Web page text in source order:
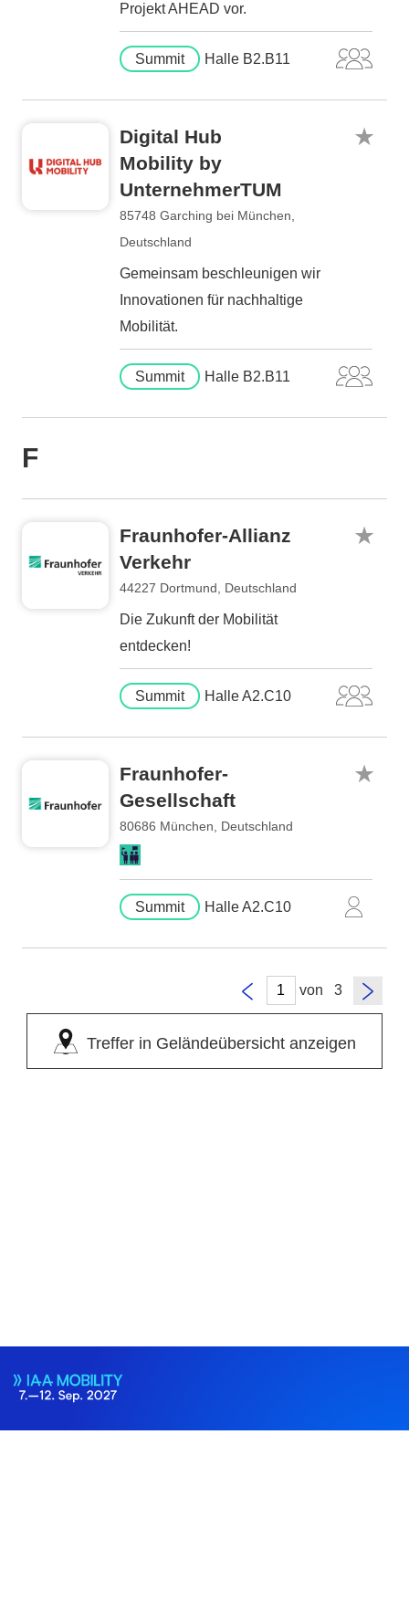
Projekt AHEAD vor.
Summit Halle B2.B11
Digital Hub
Mobility by
UnternehmerTUM
85748 Garching bei München,
Deutschland
Gemeinsam beschleunigen wir
Innovationen für nachhaltige
Mobilität.
Summit Halle B2.B11
F
Fraunhofer-Allianz
Verkehr
44227 Dortmund, Deutschland
Die Zukunft der Mobilität
entdecken!
Summit Halle A2.C10
Fraunhofer-
Gesellschaft
80686 München, Deutschland
Summit Halle A2.C10
von
Treffer in Geländeübersicht anzeigen